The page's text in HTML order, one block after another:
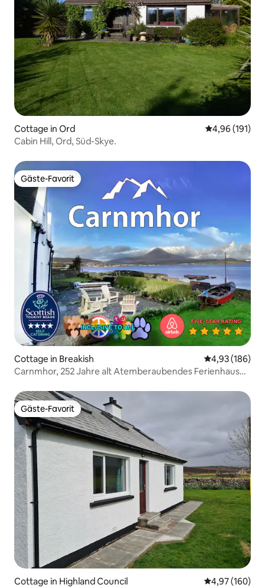
Cottage in Ord
4,96 (191)
Cabin Hill, Ord, Süd-Skye.
Gäste-Favorit
Gäste-Favorit
Cottage in Breakish
4,93 (186)
Carnmhor, 252 Jahre alt Atemberaubendes Ferienhaus
Gäste-Favorit
Gäste-Favorit
Cottage in Highland Council
4,97 (160)